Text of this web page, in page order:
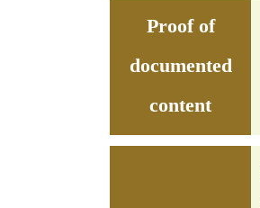
Proof of
documented
content